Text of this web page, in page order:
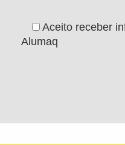
Aceito receber
Alumaq